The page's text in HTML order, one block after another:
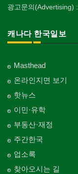
광고문의(Advertising) :
캐나다 한국일보
Masthead
온라인지면 보기
핫뉴스
이민·유학
부동산·재정
주간한국
업소록
찾아오시는 길